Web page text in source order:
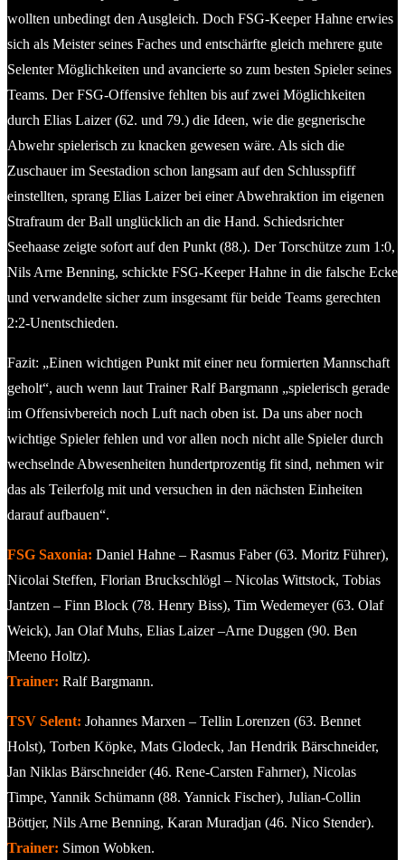
wollten unbedingt den Ausgleich. Doch FSG-Keeper Hahne erwies
sich als Meister seines Faches und entschärfte gleich mehrere gute
Selenter Möglichkeiten und avancierte so zum besten Spieler seines
Teams. Der FSG-Offensive fehlten bis auf zwei Möglichkeiten
durch Elias Laizer (62. und 79.) die Ideen, wie die gegnerische
Abwehr spielerisch zu knacken gewesen wäre. Als sich die
Zuschauer im Seestadion schon langsam auf den Schlusspfiff
einstellten, sprang Elias Laizer bei einer Abwehraktion im eigenen
Strafraum der Ball unglücklich an die Hand. Schiedsrichter
Seehaase zeigte sofort auf den Punkt (88.). Der Torschütze zum 1:0,
Nils Arne Benning, schickte FSG-Keeper Hahne in die falsche Ecke
und verwandelte sicher zum insgesamt für beide Teams gerechten
2:2-Unentschieden.
Fazit: „Einen wichtigen Punkt mit einer neu formierten Mannschaft
geholt“, auch wenn laut Trainer Ralf Bargmann „spielerisch gerade
im Offensivbereich noch Luft nach oben ist. Da uns aber noch
wichtige Spieler fehlen und vor allen noch nicht alle Spieler durch
wechselnde Abwesenheiten hundertprozentig fit sind, nehmen wir
das als Teilerfolg mit und versuchen in den nächsten Einheiten
darauf aufbauen“.
FSG Saxonia: Daniel Hahne – Rasmus Faber (63. Moritz Führer),
Nicolai Steffen, Florian Bruckschlögl – Nicolas Wittstock, Tobias
Jantzen – Finn Block (78. Henry Biss), Tim Wedemeyer (63. Olaf
Weick), Jan Olaf Muhs, Elias Laizer –Arne Duggen (90. Ben
Meeno Holtz).
Trainer: Ralf Bargmann.
TSV Selent: Johannes Marxen – Tellin Lorenzen (63. Bennet
Holst), Torben Köpke, Mats Glodeck, Jan Hendrik Bärschneider,
Jan Niklas Bärschneider (46. Rene-Carsten Fahrner), Nicolas
Timpe, Yannik Schümann (88. Yannick Fischer), Julian-Collin
Böttjer, Nils Arne Benning, Karan Muradjan (46. Nico Stender).
Trainer: Simon Wobken.